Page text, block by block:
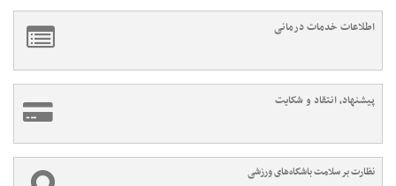
اطلاعات خدمات درمانی
پیشنهاد، انتقاد و شکایت
نظارت بر سلامت باشگاه‌های ورزشی